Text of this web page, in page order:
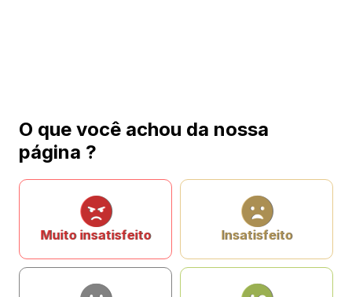
O que você achou da nossa
página ?
Muito insatisfeito Insatisfeito